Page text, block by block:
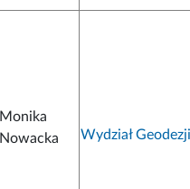
Monika
Nowacka
Wydział